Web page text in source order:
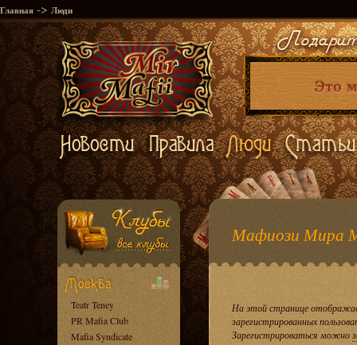
Главная -> Люди
Teatr Teney
PR Mafia Club
Mafia Syndicate
Мафиози Мира
На этой странице
зарегистрированных
Зарегистрироваться можно